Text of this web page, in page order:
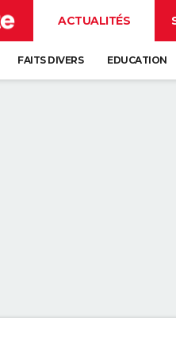
ACTUALITÉS
FAITS DIVERS EDUCATION